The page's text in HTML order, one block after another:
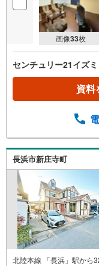
画像33枚
センチュリー21イズミ
資料
長浜市新庄寺町
北陸本線 「長浜」駅から